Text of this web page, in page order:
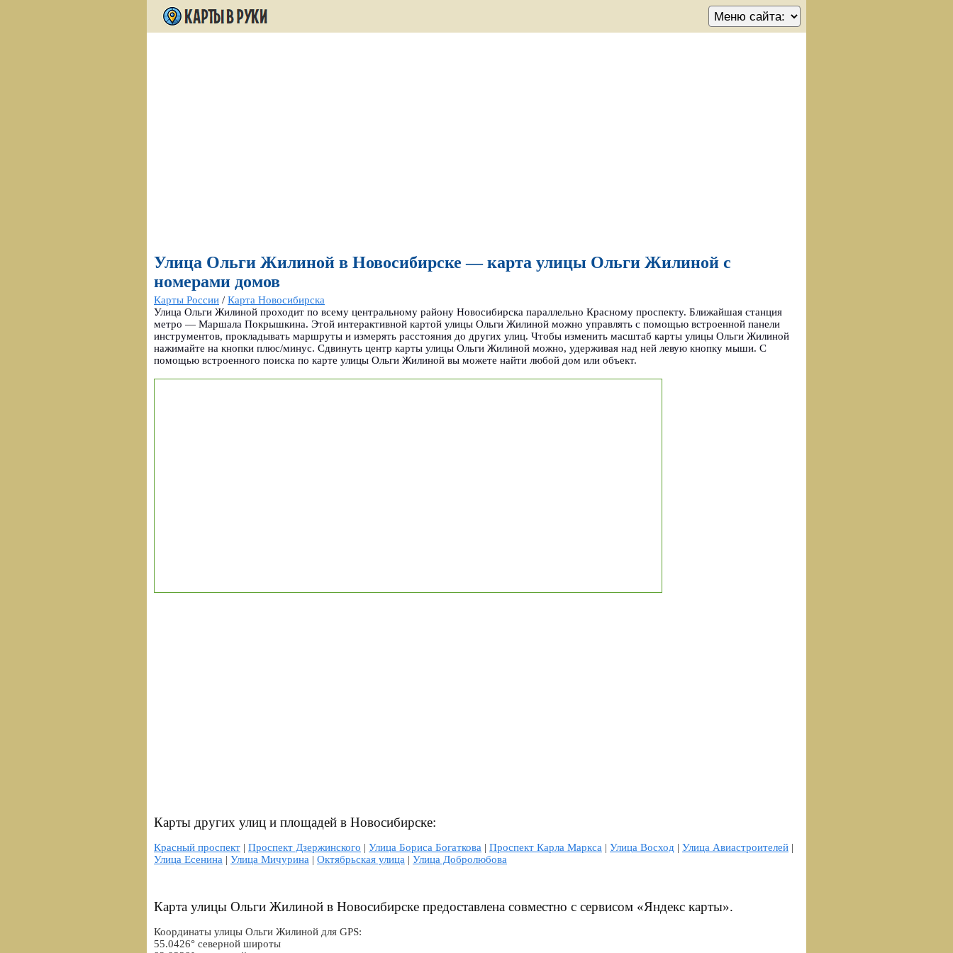
Улица Ольги Жилиной в Новосибирске — карта улицы Ольги Жилиной с
номерами домов
Карты России / Карта Новосибирска
Улица Ольги Жилиной проходит по всему центральному району Новосибирска параллельно Красному проспекту. Ближайшая станция
метро — Маршала Покрышкина. Этой интерактивной картой улицы Ольги Жилиной можно управлять c помощью встроенной панели
инструментов, прокладывать маршруты и измерять расстояния до других улиц. Чтобы изменить масштаб карты улицы Ольги Жилиной
нажимайте на кнопки плюс/минус. Сдвинуть центр карты улицы Ольги Жилиной можно, удерживая над ней левую кнопку мыши. С
помощью встроенного поиска по карте улицы Ольги Жилиной вы можете найти любой дом или объект.
Карты других улиц и площадей в Новосибирске:
Красный проспект | Проспект Дзержинского | Улица Бориса Богаткова | Проспект Карла Маркса | Улица Восход | Улица Авиастроителей |
Улица Есенина | Улица Мичурина | Октябрьская улица | Улица Добролюбова
Карта улицы Ольги Жилиной в Новосибирске предоставлена совместно с сервисом «Яндекс карты».
Координаты улицы Ольги Жилиной для GPS:
55.0426° северной широты